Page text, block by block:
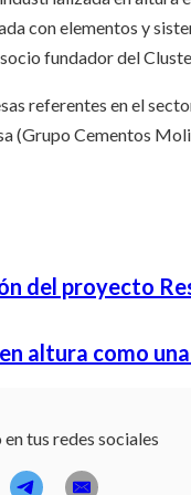
con elementos y
fundador del
referentes en el
(Grupo Cementos
proyecto
altura como
tus redes sociales